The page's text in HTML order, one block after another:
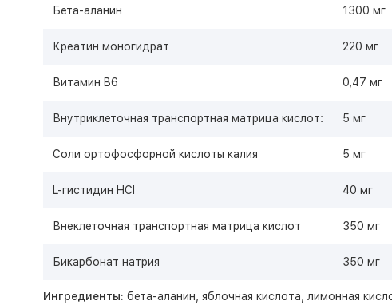
Бета-аланин 1300 мг
Креатин моногидрат 220 мг
Витамин B6 0,47 мг
Внутриклеточная транспортная матрица кислот: 5 мг
Соли ортофосфорной кислоты калия 5 мг
L-гистидин HCl 40 мг
Внеклеточная транспортная матрица кислот 350 мг
Бикарбонат натрия 350 мг
Ингредиенты: бета-аланин, яблочная кислота, лимонная